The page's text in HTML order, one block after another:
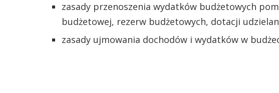
zasady przenoszenia wydatków budżetowych
budżetowej, rezerw budżetowych, dotacji
zasady ujmowania dochodów i wydatków w